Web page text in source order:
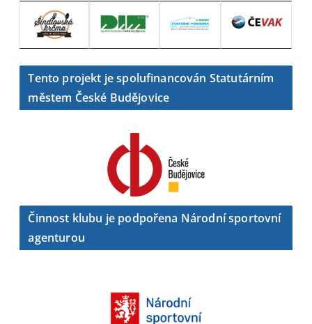
Tento projekt je spolufinancován Statutárním
městem České Budějovice
Činnost klubu je podpořena Národní sportovní
agenturou